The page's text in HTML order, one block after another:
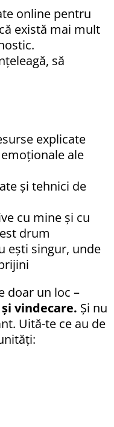
online pentru
există mai mult
să
explicate
ale
și tehnici de
cu mine și cu
drum
ești singur, unde
doar un loc –
vindecare. Și nu
Uită-te ce au de